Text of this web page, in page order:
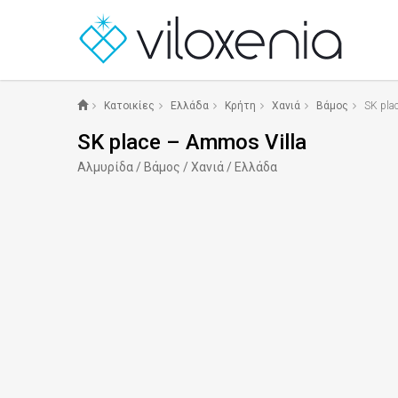
Κατοικίες Ελλάδα Κρήτη Χανιά Βάμος SK
SK place – Ammos Villa
Αλμυρίδα / Βάμος / Χανιά / Ελλάδα